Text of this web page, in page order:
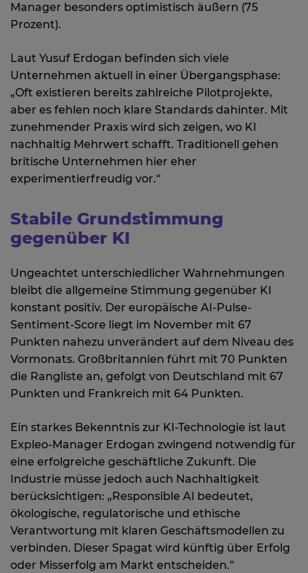
Manager besonders optimistisch äußern (75
Prozent).
Laut Yusuf Erdogan befinden sich viele
Unternehmen aktuell in einer Übergangsphase:
„Oft existieren bereits zahlreiche Pilotprojekte,
aber es fehlen noch klare Standards dahinter. Mit
zunehmender Praxis wird sich zeigen, wo KI
nachhaltig Mehrwert schafft. Traditionell gehen
britische Unternehmen hier eher
experimentierfreudig vor.“
Stabile Grundstimmung
gegenüber KI
Ungeachtet unterschiedlicher Wahrnehmungen
bleibt die allgemeine Stimmung gegenüber KI
konstant positiv. Der europäische AI-Pulse-
Sentiment-Score liegt im November mit 67
Punkten nahezu unverändert auf dem Niveau des
Vormonats. Großbritannien führt mit 70 Punkten
die Rangliste an, gefolgt von Deutschland mit 67
Punkten und Frankreich mit 64 Punkten.
Ein starkes Bekenntnis zur KI-Technologie ist laut
Expleo-Manager Erdogan zwingend notwendig für
eine erfolgreiche geschäftliche Zukunft. Die
Industrie müsse jedoch auch Nachhaltigkeit
berücksichtigen: „Responsible AI bedeutet,
ökologische, regulatorische und ethische
Verantwortung mit klaren Geschäftsmodellen zu
verbinden. Dieser Spagat wird künftig über Erfolg
oder Misserfolg am Markt entscheiden.“